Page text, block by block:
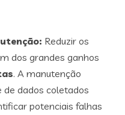
Reduzir os
dos grandes ganhos
. A manutenção
de dados coletados
potenciais falhas